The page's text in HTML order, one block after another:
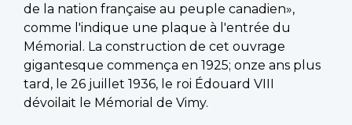
de la nation française au peuple canadien»,
comme l'indique une plaque à l'entrée du
Mémorial. La construction de cet ouvrage
gigantesque commença en 1925; onze ans plus
tard, le 26 juillet 1936, le roi Édouard VIII
dévoilait le Mémorial de Vimy.